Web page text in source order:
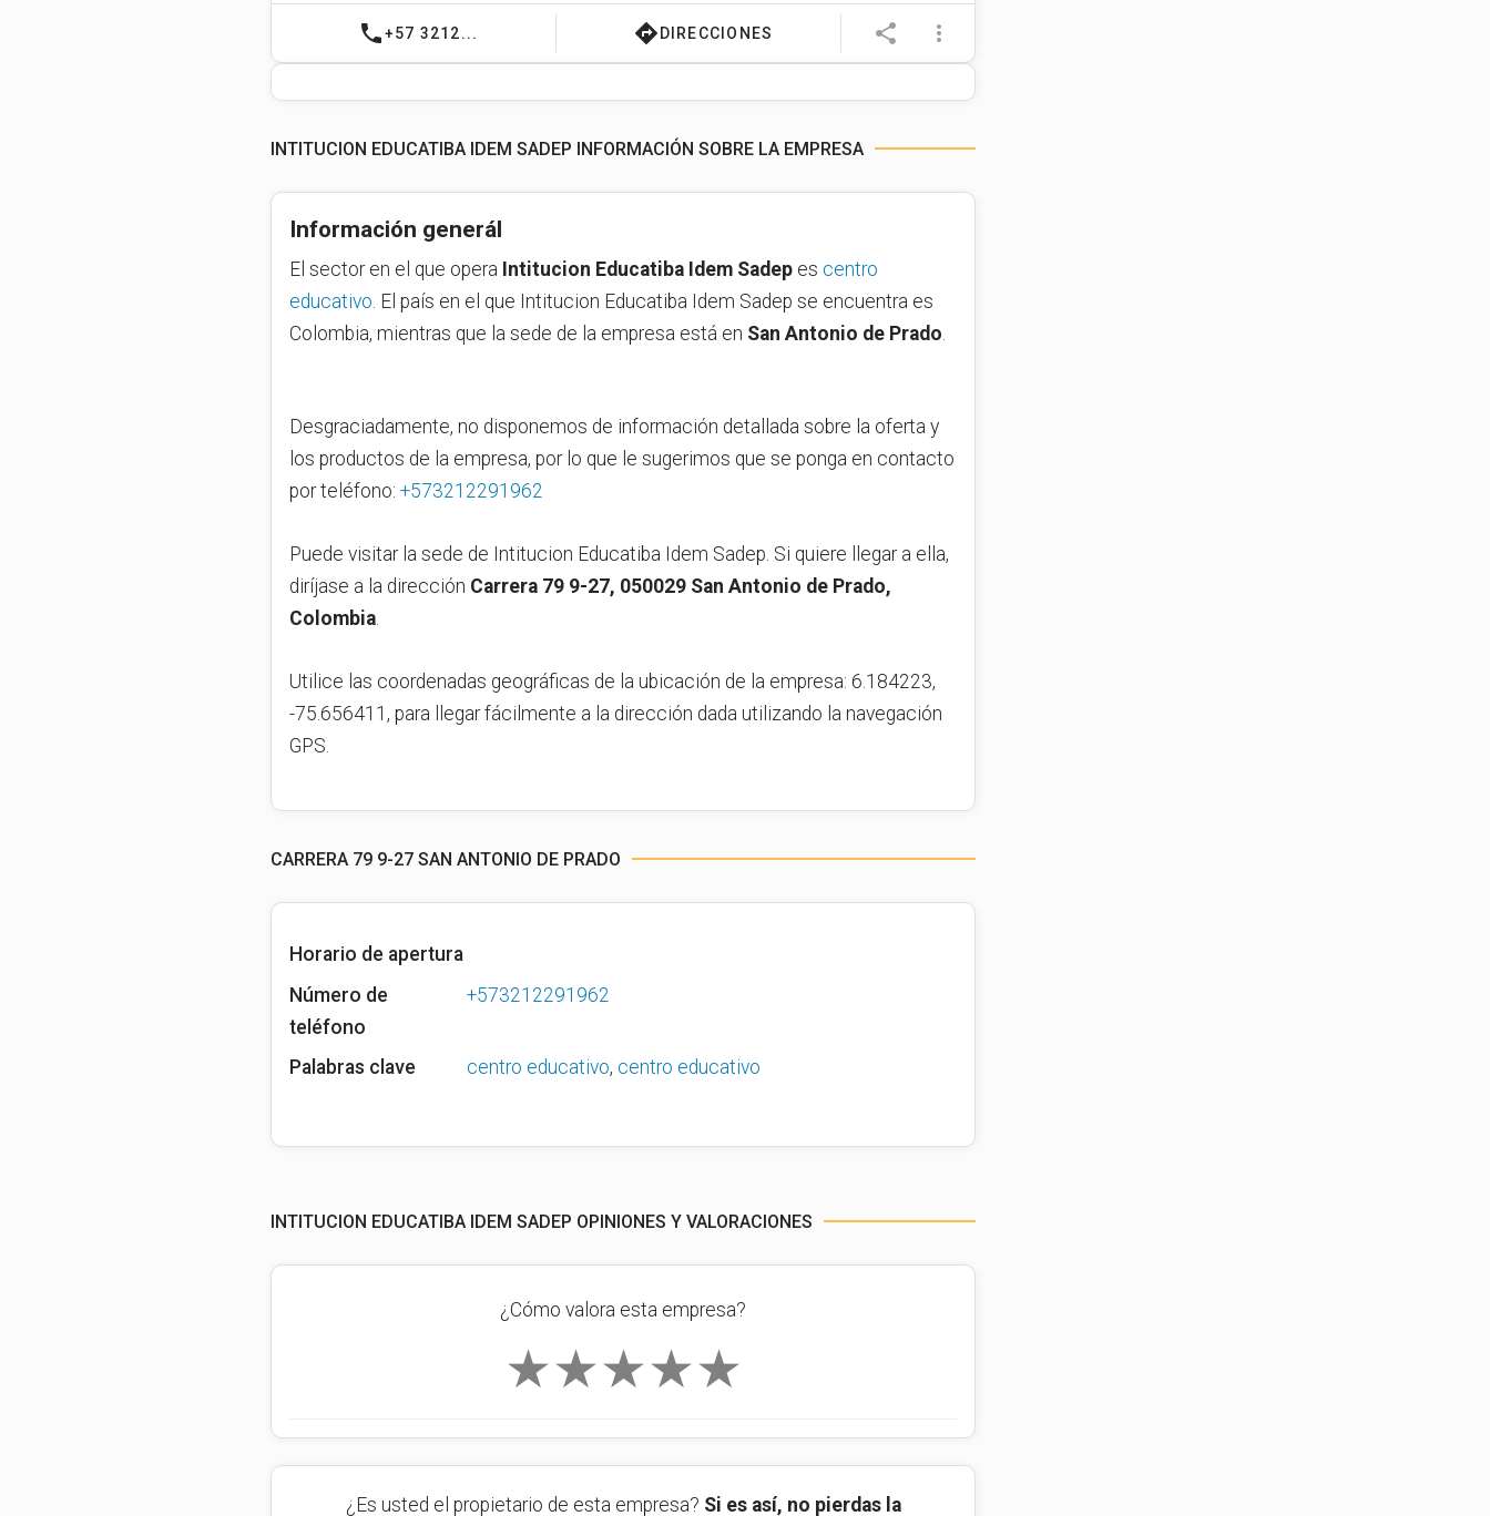
phone+57 3212... directions DIRECCIONES share more_vert
INTITUCION EDUCATIBA IDEM SADEP INFORMACIÓN SOBRE LA EMPRESA
Información generál
El sector en el que opera Intitucion Educatiba Idem Sadep es centro
educativo. El país en el que Intitucion Educatiba Idem Sadep se encuentra es
Colombia, mientras que la sede de la empresa está en San Antonio de Prado.
Desgraciadamente, no disponemos de información detallada sobre la oferta y
los productos de la empresa, por lo que le sugerimos que se ponga en contacto
por teléfono: +573212291962
Puede visitar la sede de Intitucion Educatiba Idem Sadep. Si quiere llegar a ella,
diríjase a la dirección Carrera 79 9-27, 050029 San Antonio de Prado,
Colombia
Utilice las coordenadas geográficas de la ubicación de la empresa: 6.184223,
-75.656411, para llegar fácilmente a la dirección dada utilizando la navegación
GPS.
CARRERA 79 9-27 SAN ANTONIO DE PRADO
Horario de apertura
Número de
teléfono
+573212291962
Palabras clave centro educativo, centro educativo
INTITUCION EDUCATIBA IDEM SADEP OPINIONES Y VALORACIONES
¿Cómo valora esta empresa?
★
★
★
★
★
¿Es usted el propietario de esta empresa? Si es así, no pierdas la